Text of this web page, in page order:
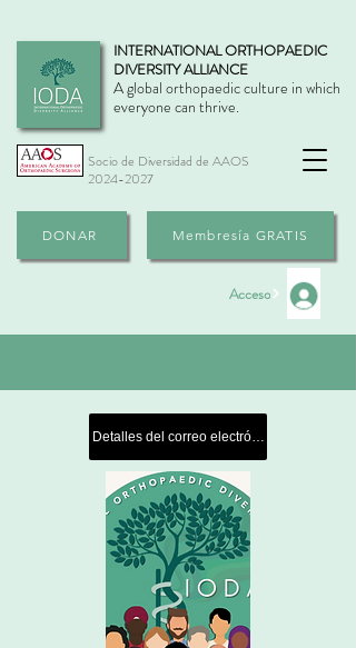
INTERNATIONAL ORTHOPAEDIC
DIVERSITY ALLIANCE
A global orthopaedic culture in which
everyone can thrive.
Socio de Diversidad de AAOS
2024-2027
DONAR Membresía GRATIS
Acceso
Detalles del correo electrónico